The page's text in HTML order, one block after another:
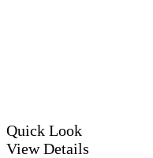
Quick Look
View Details